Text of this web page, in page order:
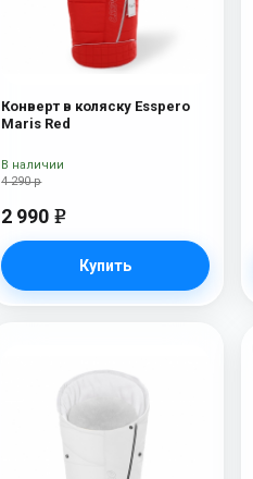
Конверт в коляску Esspero
Maris Red
4 290 р
2 990 e
Купить
В наличии